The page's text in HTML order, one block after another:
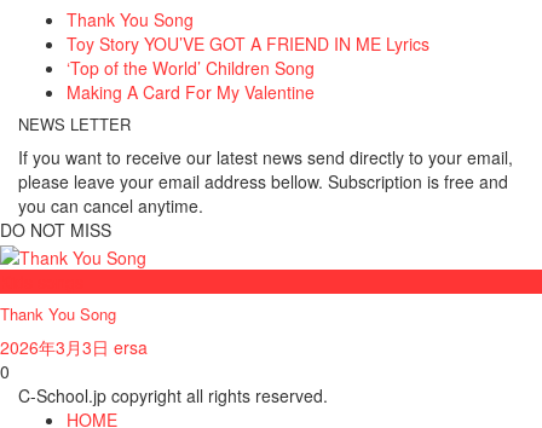
Thank You Song
Toy Story YOU’VE GOT A FRIEND IN ME Lyrics
‘Top of the World’ Children Song
Making A Card For My Valentine
NEWS LETTER
If you want to receive our latest news send directly to your email,
please leave your email address bellow. Subscription is free and
you can cancel anytime.
DO NOT MISS
Thank You Song
2026年3月3日 ersa
0
C-School.jp copyright all rights reserved.
HOME